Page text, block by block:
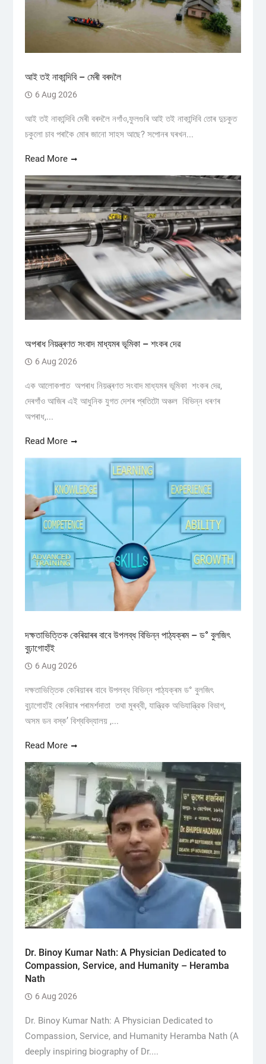
আই তই নাকান্দিবি – মেৰী বৰদলৈ
6 Aug 2026
আই তই নাকান্দিবি মেৰী বৰদলৈ নগাঁও,ফুলগুৰি আই তই নাকান্দিবি তোৰ দুচকুত
চকুলো চাব পৰাকৈ মোৰ জানো সাহস আছে? সপোনৰ ঘৰখন...
Read More
অপৰাধ নিয়ন্ত্ৰণত সংবাদ মাধ্যমৰ ভূমিকা – শংকৰ দেৱ
6 Aug 2026
এক আলোকপাত অপৰাধ নিয়ন্ত্ৰণত সংবাদ মাধ্যমৰ ভূমিকা শংকৰ দেৱ,
দেৰগাঁও আজিৰ এই আধুনিক যুগত দেশৰ প্ৰতিটো অঞ্চল বিভিন্ন ধৰণৰ
অপৰাধ,...
Read More
দক্ষতাভিত্তিক কেৰিয়াৰৰ বাবে উপলব্ধ বিভিন্ন পাঠ্যক্ৰম – ড° বুলজিৎ
বুঢ়াগোহাঁই
6 Aug 2026
দক্ষতাভিত্তিক কেৰিয়াৰৰ বাবে উপলব্ধ বিভিন্ন পাঠ্যক্ৰম ড° বুলজিৎ
বুঢ়াগোহাঁই কেৰিয়াৰ পৰামৰ্শদাতা তথা মুৰব্বী, যান্ত্রিক অভিযান্ত্রিক বিভাগ,
অসম ডন বস্ক’ বিশ্ববিদ্যালয় ,...
Read More
Dr. Binoy Kumar Nath: A Physician Dedicated to
Compassion, Service, and Humanity – Heramba
Nath
6 Aug 2026
Dr. Binoy Kumar Nath: A Physician Dedicated to
Compassion, Service, and Humanity Heramba Nath (A
deeply inspiring biography of Dr....